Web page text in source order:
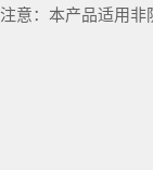
注意：本产品适用非